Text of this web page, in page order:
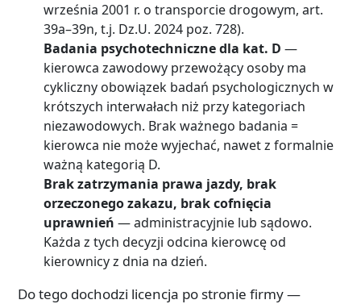
września 2001 r. o transporcie drogowym, art.
39a–39n, t.j. Dz.U. 2024 poz. 728).
Badania psychotechniczne dla kat. D —
kierowca zawodowy przewożący osoby ma
cykliczny obowiązek badań psychologicznych w
krótszych interwałach niż przy kategoriach
niezawodowych. Brak ważnego badania =
kierowca nie może wyjechać, nawet z formalnie
ważną kategorią D.
Brak zatrzymania prawa jazdy, brak
orzeczonego zakazu, brak cofnięcia
uprawnień — administracyjnie lub sądowo.
Każda z tych decyzji odcina kierowcę od
kierownicy z dnia na dzień.
Do tego dochodzi licencja po stronie firmy —